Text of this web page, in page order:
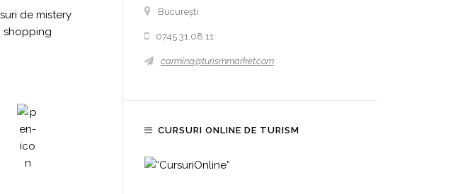
de mistery
shopping
București
0745.31.08.11
carmina@turismmarket.com
CURSURI ONLINE DE TURISM